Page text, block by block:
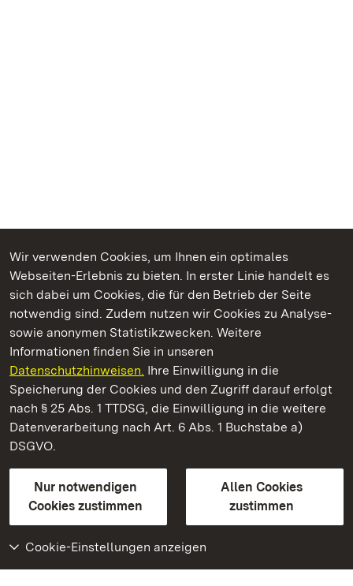
Wir verwenden Cookies, um Ihnen ein optimales
Webseiten-Erlebnis zu bieten. In erster Linie handelt es
sich dabei um Cookies, die für den Betrieb der Seite
notwendig sind. Zudem nutzen wir Cookies zu Analyse-
sowie anonymen Statistikzwecken. Weitere
Informationen finden Sie in unseren
Datenschutzhinweisen. Ihre Einwilligung in die
Speicherung der Cookies und den Zugriff darauf erfolgt
nach § 25 Abs. 1 TTDSG, die Einwilligung in die weitere
Datenverarbeitung nach Art. 6 Abs. 1 Buchstabe a)
DSGVO.
Nur notwendigen
Cookies zustimmen
Allen Cookies
zustimmen
Cookie-Einstellungen anzeigen
Kommen. Staunen. Genießen.
Kloster Maulbronn
Staatliche Schlösser und Gärten Baden-Württemberg
Kontakt
GebärdenspracheLeichte Sprache
Erklärung zur Barrierefreiheit
BITV-konform (geprüfte Seiten)
Weiteres